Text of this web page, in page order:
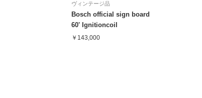
ヴィンテージ品
Bosch official sign board
60' Ignitioncoil
￥143,000